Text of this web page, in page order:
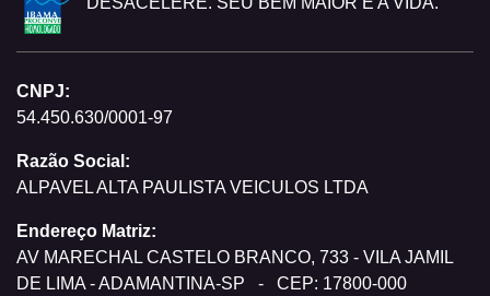
CNPJ:
54.450.630/0001-97
Razão Social:
ALPAVEL ALTA PAULISTA VEICULOS LTDA
Endereço Matriz:
AV MARECHAL CASTELO BRANCO, 733 - VILA JAMIL
DE LIMA - ADAMANTINA-SP
- CEP: 17800-000